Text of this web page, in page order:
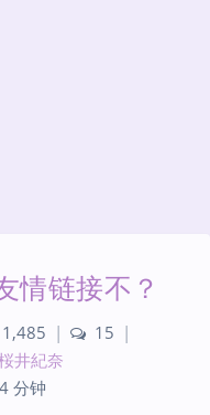
情链接不？
1,485 | 15 |
井紀奈
4 分钟